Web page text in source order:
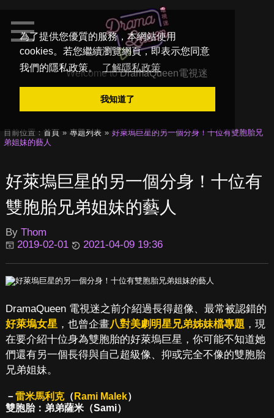
為了提供您優質的服務，本網站使用
cookies。若您繼續瀏覽網頁，即表示您同意
我們的隱私政策。
了解隱私政策
我知道了
Welcome toDramaQueen電視迷
目前位置： 首頁 專題列表
好萊塢巨星的另一個分身！十位有雙胞胎兄
弟姐妹的藝人
好萊塢巨星的另一個分身！十位有
雙胞胎兄弟姐妹的藝人
By Thom
2019-02-01
2021-04-09 19:36
DramaQueen 電視迷之前介紹過長得超像、最常被認錯的
好萊塢女星，也曾企畫八對美劇明星兄弟姊妹檔專題 ，現
在要介紹十位身為雙胞胎的好萊塢巨星，你可能不知道她
們還有另一個長得與自己超級像、抑或完全不像的雙胞胎
兄弟姐妹。
－雷米馬利克（ Rami Malek）
雙胞胎：弟弟薩米（Sami）